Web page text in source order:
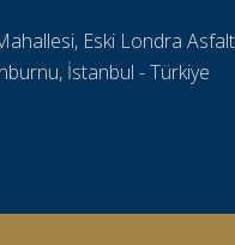
Eski Londra
İstanbul - Türkiye